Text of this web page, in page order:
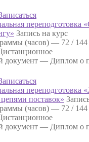
переподготовка
Запись на курс
(часов) — 72 /
документ — Диплом о
переподготовка
поставок»
(часов) — 72 /
документ — Диплом о